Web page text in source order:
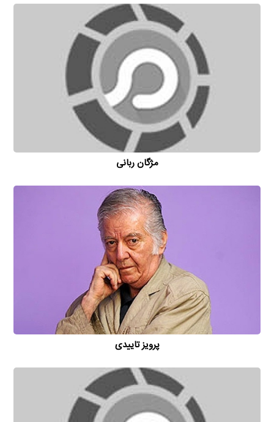
مژگان ربانی
پرویز تاییدی